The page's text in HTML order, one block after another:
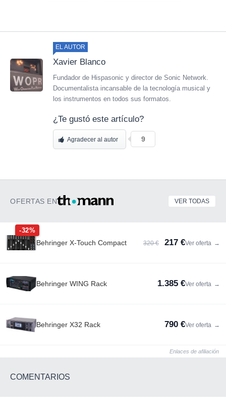
EL AUTOR
Xavier Blanco
Fundador de Hispasonic y director de Sonic Network.
Documentalista incansable de la tecnología musical y
los instrumentos en todos sus formatos.
¿Te gustó este artículo?
Agradecer al autor 9
OFERTAS EN VER TODAS
-32%
Behringer X-Touch Compact 320 € 217 €Ver oferta →
Behringer WING Rack 1.385 €Ver oferta →
Behringer X32 Rack 790 €Ver oferta →
Enlaces de afiliación
COMENTARIOS